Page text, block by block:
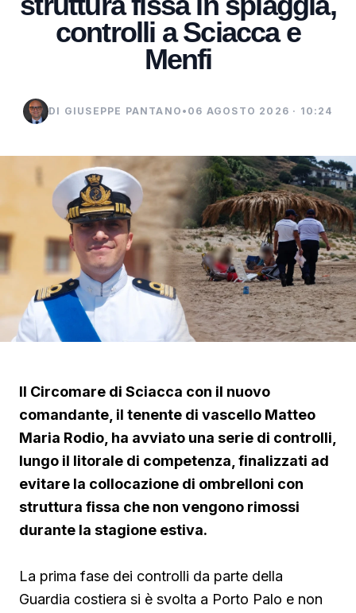
controlli a Sciacca e
Menfi
DI GIUSEPPE PANTANO • 06 AGOSTO 2026 · 10:24
Il Circomare di Sciacca con il nuovo
comandante, il tenente di vascello Matteo
Maria Rodio, ha avviato una serie di controlli,
lungo il litorale di competenza, finalizzati ad
evitare la collocazione di ombrelloni con
struttura fissa che non vengono rimossi
durante la stagione estiva.
La prima fase dei controlli da parte della
Guardia costiera si è svolta a Porto Palo e non